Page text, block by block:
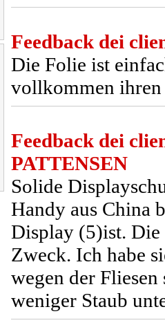
Feedback dei
Die Folie ist
vollkommen
Feedback dei
PATTENSEN
Solide
Handy aus China
Display (5)ist. Die
Zweck. Ich habe
wegen der
weniger Staub